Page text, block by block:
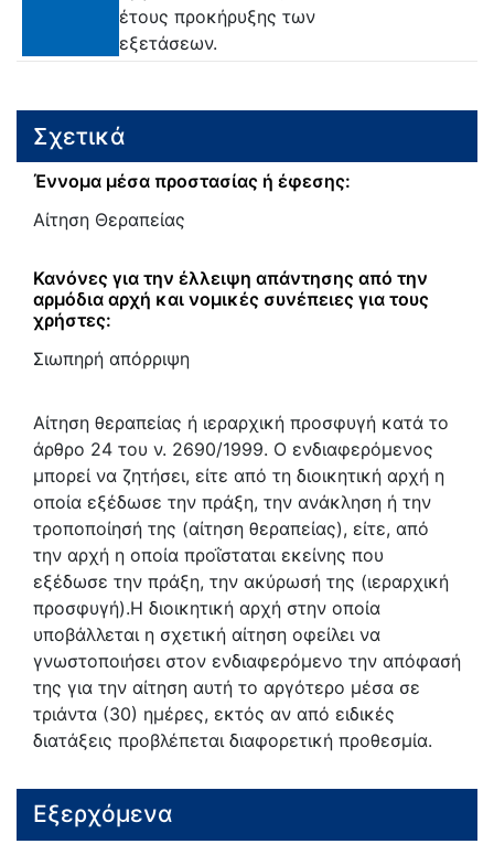
έτους προκήρυξης των
εξετάσεων.
Σχετικά
Έννομα μέσα προστασίας ή έφεσης:
Αίτηση Θεραπείας
Κανόνες για την έλλειψη απάντησης από την
αρμόδια αρχή και νομικές συνέπειες για τους
χρήστες:
Σιωπηρή απόρριψη
Αίτηση θεραπείας ή ιεραρχική προσφυγή κατά το
άρθρο 24 του ν. 2690/1999. Ο ενδιαφερόμενος
μπορεί να ζητήσει, είτε από τη διοικητική αρχή η
οποία εξέδωσε την πράξη, την ανάκληση ή την
τροποποίησή της (αίτηση θεραπείας), είτε, από
την αρχή η οποία προΐσταται εκείνης που
εξέδωσε την πράξη, την ακύρωσή της (ιεραρχική
προσφυγή).Η διοικητική αρχή στην οποία
υποβάλλεται η σχετική αίτηση οφείλει να
γνωστοποιήσει στον ενδιαφερόμενο την απόφασή
της για την αίτηση αυτή το αργότερο μέσα σε
τριάντα (30) ημέρες, εκτός αν από ειδικές
διατάξεις προβλέπεται διαφορετική προθεσμία.
Εξερχόμενα